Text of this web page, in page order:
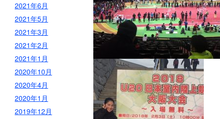
2021年6月
2021年5月
2021年3月
2021年2月
2021年1月
2020年10月
2020年4月
2020年1月
2019年12月